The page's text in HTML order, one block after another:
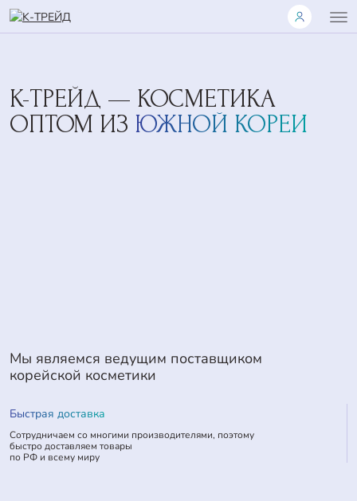
K-ТРЕЙД — КОСМЕТИКА
ОПТОМ ИЗ ЮЖНОЙ КОРЕИ
Мы являемся ведущим поставщиком
корейской косметики
Быстрая доставка
Сотрудничаем со многими производителями, поэтому
быстро доставляем товары
по РФ и всему миру